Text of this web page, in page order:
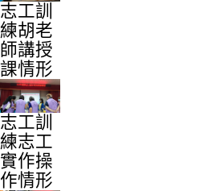
志工訓
練胡老
師講授
課情形
志工訓
練志工
實作操
作情形